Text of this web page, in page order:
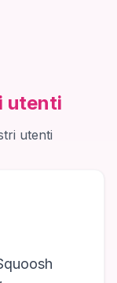
utenti
utenti